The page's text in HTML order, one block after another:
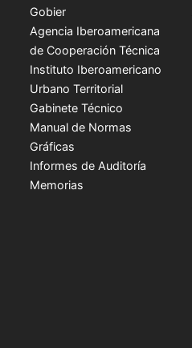
Gobier
Agencia Iberoamericana
de Cooperación Técnica
Instituto Iberoamericano
Urbano Territorial
Gabinete Técnico
Manual de Normas
Gráficas
Informes de Auditoría
Memorias